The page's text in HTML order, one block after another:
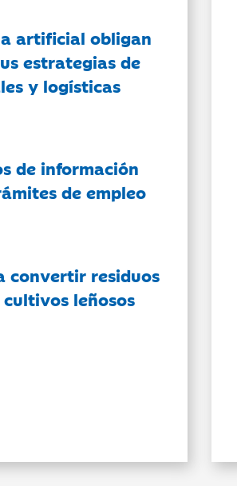
artificial obligan
estrategias de
y logísticas
de información
de empleo
convertir residuos
leñosos